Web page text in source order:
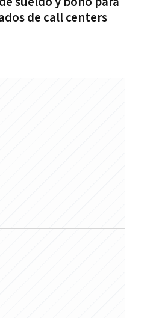
de call centers